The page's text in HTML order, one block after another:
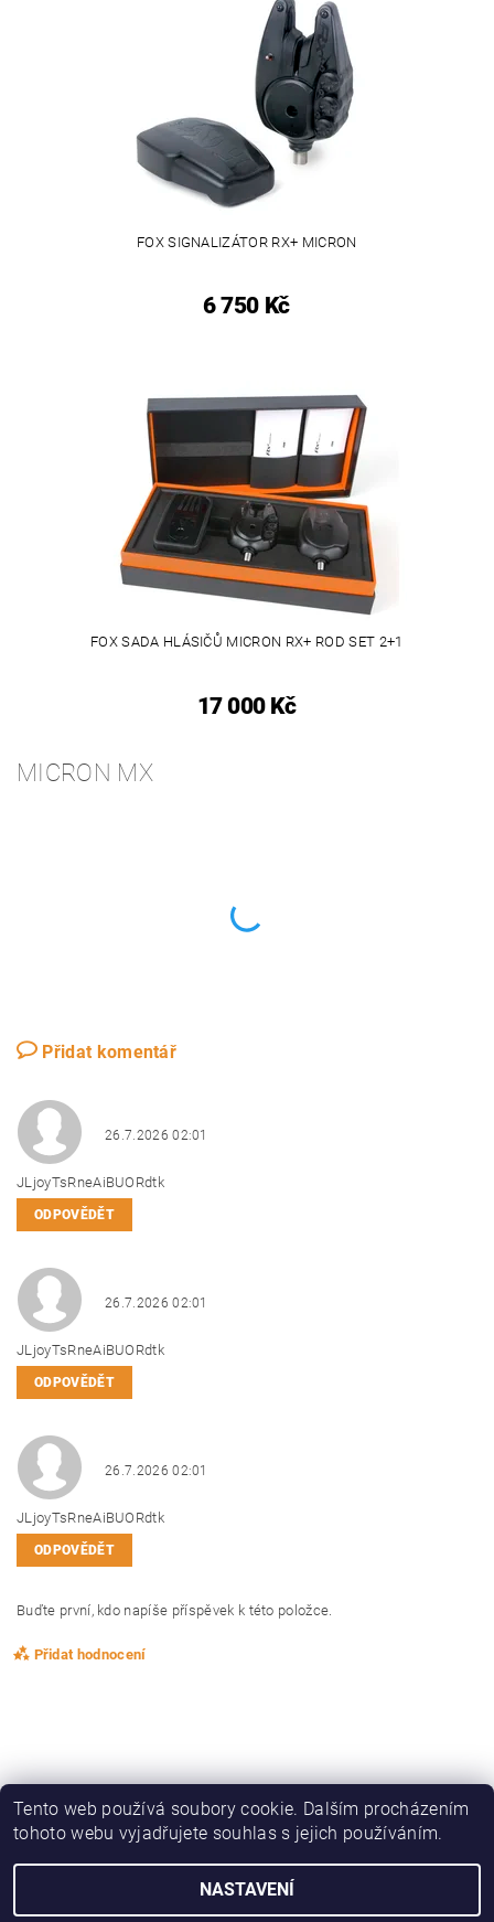
FOX SIGNALIZÁTOR RX+ MICRON
6 750 Kč
FOX SADA HLÁSIČŮ MICRON RX+ ROD SET 2+1
17 000 Kč
MICRON MX
Přidat komentář
26.7.2026 02:01
JLjoyTsRneAiBUORdtk
ODPOVĚDĚT
26.7.2026 02:01
JLjoyTsRneAiBUORdtk
ODPOVĚDĚT
26.7.2026 02:01
JLjoyTsRneAiBUORdtk
ODPOVĚDĚT
Buďte první, kdo napíše příspěvek k této položce.
Přidat hodnocení
Heureka.cz | OBLEČENÍ, OBUV
2026 © ZedFish - rybářská speciálka, všechna práva vyhrazena
Tento web používá soubory cookie. Dalším procházením
tohoto webu vyjadřujete souhlas s jejich používáním.
NASTAVENÍ